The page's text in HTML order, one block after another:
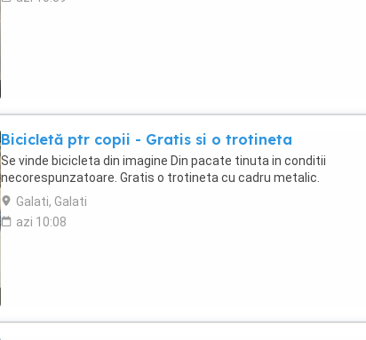
Bicicletă ptr copii - Gratis si o trotineta
Se vinde bicicleta din imagine Din pacate tinuta in conditii
necorespunzatoare. Gratis o trotineta cu cadru metalic.
Galati, Galati
azi 10:08